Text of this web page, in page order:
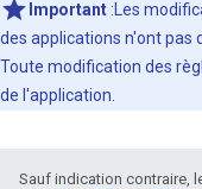
Important :Les
des applications n'ont pas
Toute modification des
de l'application.
Sauf indication contraire,